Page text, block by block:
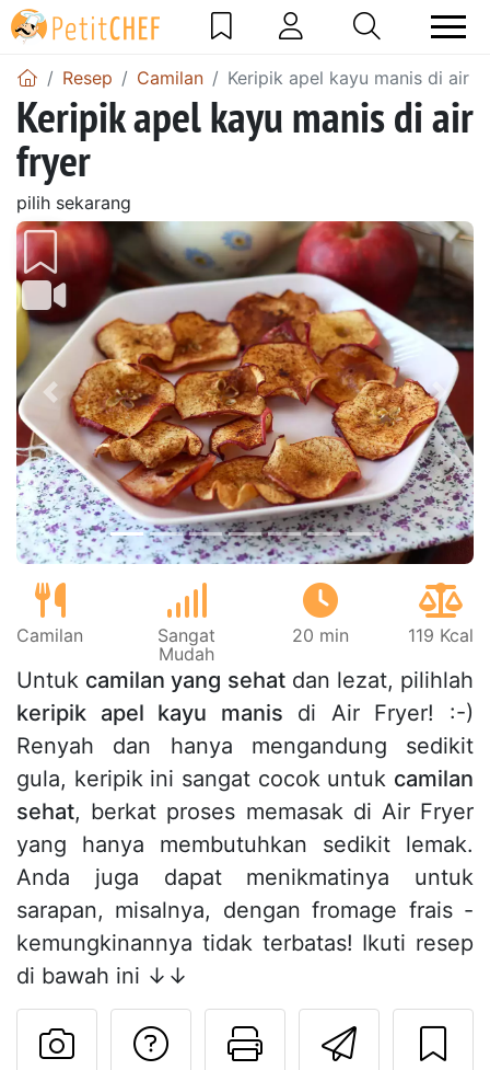
Resep Camilan Keripik apel kayu manis di air
Keripik apel kayu manis di air
fryer
pilih sekarang
Sebelumnya
Camilan
Sangat
Mudah
20 min 119 Kcal
Untuk camilan yang sehatdan lezat, pilihlah
keripik apel kayu manis di Air Fryer! :-)
Renyah dan hanya mengandung sedikit
gula, keripik ini sangat cocok untuk camilan
sehat, berkat proses memasak di Air Fryer
yang hanya membutuhkan sedikit lemak.
Anda juga dapat menikmatinya untuk
sarapan, misalnya, dengan fromage frais -
kemungkinannya tidak terbatas! Ikuti resep
di bawah ini ↓↓
Kirim
Cetak
Mengajukan